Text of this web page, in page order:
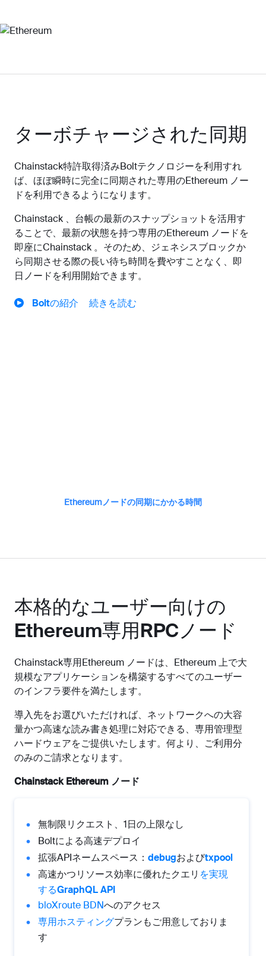
ターボチャージされた同期
Chainstack特許取得済みBoltテクノロジーを利用すれ
ば、ほぼ瞬時に完全に同期された専用のEthereum ノー
ドを利用できるようになります。
Chainstack 、台帳の最新のスナップショットを活用す
ることで、最新の状態を持つ専用のEthereum ノードを
即座にChainstack 。そのため、ジェネシスブロックか
ら同期させる際の長い待ち時間を費やすことなく、即
日ノードを利用開始できます。
Boltの紹介 続きを読む
Ethereumノードの同期にかかる時間
本格的なユーザー向けの
Ethereum専用RPCノード
Chainstack専用Ethereum ノードは、Ethereum 上で大
規模なアプリケーションを構築するすべてのユーザー
のインフラ要件を満たします。
導入先をお選びいただければ、ネットワークへの大容
量かつ高速な読み書き処理に対応できる、専用管理型
ハードウェアをご提供いたします。何より、ご利用分
のみのご請求となります。
Chainstack Ethereum ノード
無制限リクエスト、1日の上限なし
Boltによる高速デプロイ
拡張APIネームスペース： debugおよびtxpool
高速かつリソース効率に優れたクエリ を実現
するGraphQL API
bloXroute BDNへのアクセス
専用ホスティングプランもご用意しておりま
す